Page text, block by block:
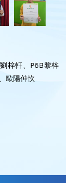
梓軒、P6B黎梓
歐陽仲忺